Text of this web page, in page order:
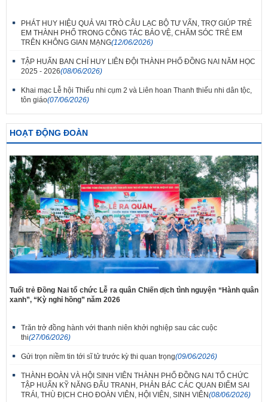
PHÁT HUY HIỆU QUẢ VAI TRÒ CÂU LẠC BỘ TƯ VẤN, TRỢ GIÚP TRẺ
EM THÀNH PHỐ TRONG CÔNG TÁC BẢO VỆ, CHĂM SÓC TRẺ EM
TRÊN KHÔNG GIAN MẠNG(12/06/2026)
TẬP HUẤN BAN CHỈ HUY LIÊN ĐỘI THÀNH PHỐ ĐỒNG NAI NĂM HỌC
2025 - 2026(08/06/2026)
Khai mạc Lễ hội Thiếu nhi cụm 2 và Liên hoan Thanh thiếu nhi dân tộc,
tôn giáo(07/06/2026)
HOẠT ĐỘNG ĐOÀN
Tuổi trẻ Đồng Nai tổ chức Lễ ra quân Chiến dịch tình nguyện “Hành quân
xanh”, “Kỳ nghỉ hồng” năm 2026
Trăn trở đồng hành với thanh niên khởi nghiệp sau các cuộc
thi(27/06/2026)
Gửi trọn niềm tin tới sĩ tử trước kỳ thi quan trọng(09/06/2026)
THÀNH ĐOÀN VÀ HỘI SINH VIÊN THÀNH PHỐ ĐỒNG NAI TỔ CHỨC
TẬP HUẤN KỸ NĂNG ĐẤU TRANH, PHẢN BÁC CÁC QUAN ĐIỂM SAI
TRÁI, THÙ ĐỊCH CHO ĐOÀN VIÊN, HỘI VIÊN, SINH VIÊN(08/06/2026)